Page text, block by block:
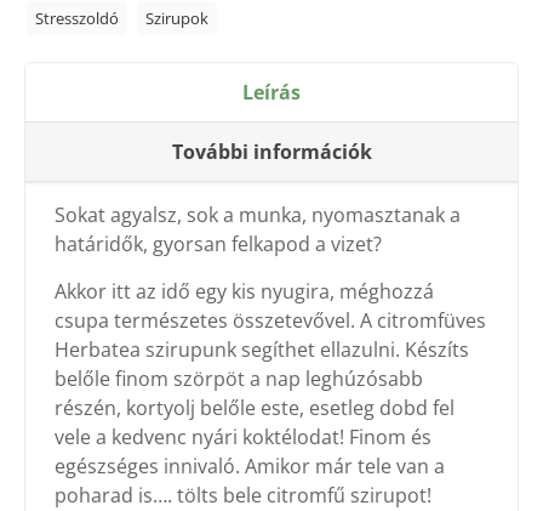
Stresszoldó
Szirupok
Leírás
További információk
Sokat agyalsz, sok a munka, nyomasztanak a
határidők, gyorsan felkapod a vizet?
Akkor itt az idő egy kis nyugira, méghozzá
csupa természetes összetevővel. A citromfüves
Herbatea szirupunk segíthet ellazulni. Készíts
belőle finom szörpöt a nap leghúzósabb
részén, kortyolj belőle este, esetleg dobd fel
vele a kedvenc nyári koktélodat! Finom és
egészséges innivaló. Amikor már tele van a
poharad is…. tölts bele citromfű szirupot!